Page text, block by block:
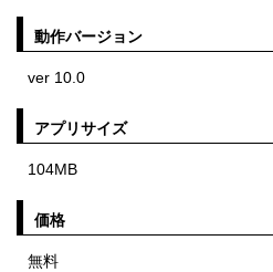
動作バージョン
ver 10.0
アプリサイズ
104MB
価格
無料